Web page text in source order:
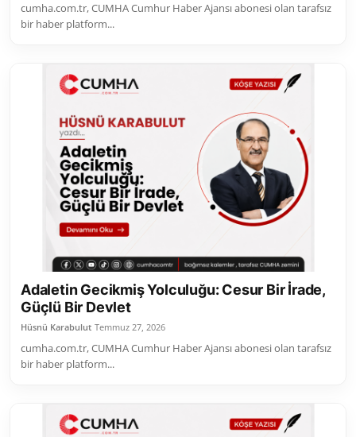
cumha.com.tr, CUMHA Cumhur Haber Ajansı abonesi olan tarafsız
bir haber platform...
Adaletin Gecikmiş Yolculuğu: Cesur Bir İrade,
Güçlü Bir Devlet
Hüsnü Karabulut Temmuz 27, 2026
cumha.com.tr, CUMHA Cumhur Haber Ajansı abonesi olan tarafsız
bir haber platform...